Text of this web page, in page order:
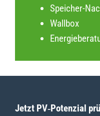
Speicher-
Wallbox
Jetzt PV‑Potenzial